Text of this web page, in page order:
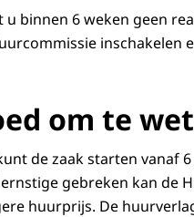
verzakte of
ernstige lekkage
u binnen 6 weken geen
inschakelen
om te
de zaak starten vanaf
gebreken kan de
huurprijs. De